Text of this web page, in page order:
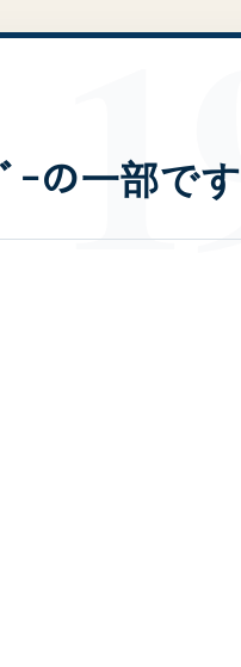
ｰの一部です